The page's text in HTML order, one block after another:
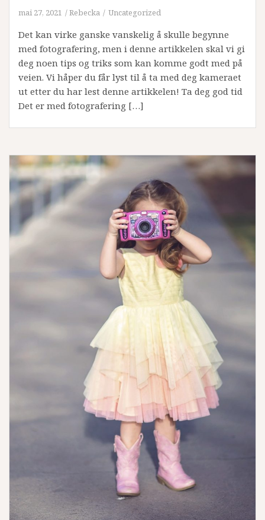
mai 27, 2021 Rebecka Uncategorized
Det kan virke ganske vanskelig å skulle begynne
med fotografering, men i denne artikkelen skal vi gi
deg noen tips og triks som kan komme godt med på
veien. Vi håper du får lyst til å ta med deg kameraet
ut etter du har lest denne artikkelen! Ta deg god tid
Det er med fotografering […]